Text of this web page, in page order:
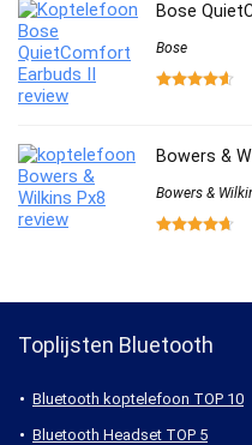
Bose
Bose
Bowers &
Bowers &
Toplijsten Bluetooth
Bluetooth koptelefoon TOP 10
Bluetooth Headset TOP 5